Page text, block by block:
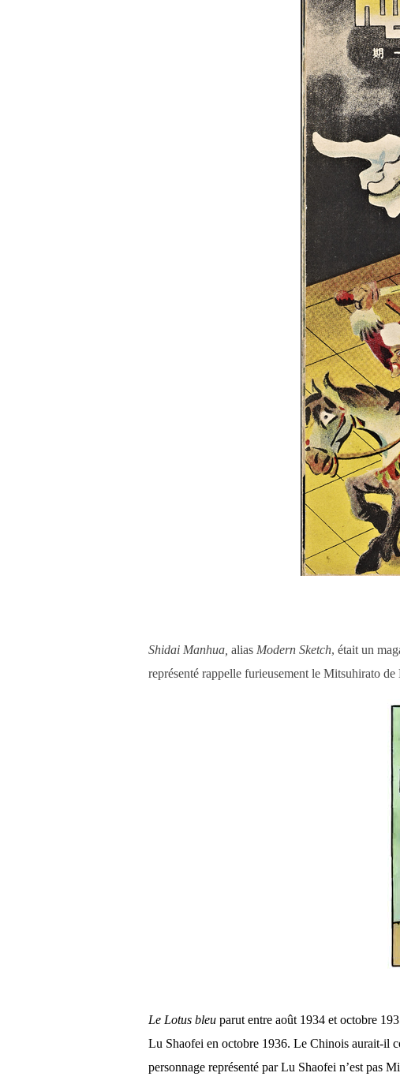
Shidai Manhua,alias Modern Sketch, était un
représenté rappelle furieusement le Mitsuhirato de
Le Lotus bleuparut entre août 1934 et octobre
Lu Shaofei en octobre 1936. Le Chinois aurait-il
personnage représenté par Lu Shaofei n’est